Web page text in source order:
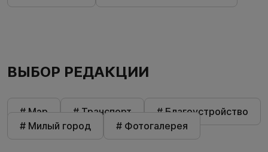
ВЫБОР РЕДАКЦИИ
# Мэр # Транспорт
# Благоустройство
# Милый город
# Фотогалерея